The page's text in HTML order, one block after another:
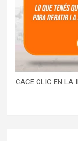
CACE CLIC EN LA